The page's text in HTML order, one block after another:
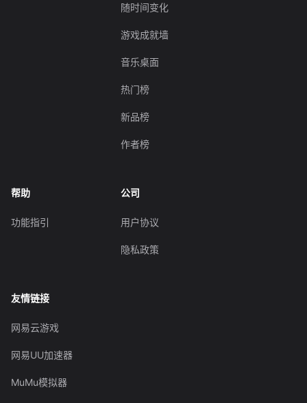
随时间变化
游戏成就墙
音乐桌面
热门榜
新品榜
作者榜
帮助
功能指引
公司
用户协议
隐私政策
友情链接
网易云游戏
网易UU加速器
MuMu模拟器